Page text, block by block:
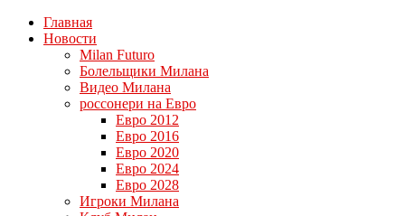
Главная
Новости
Milan Futuro
Болельщики Милана
Видео Милана
россонери на Евро
Евро 2012
Евро 2016
Евро 2020
Евро 2024
Евро 2028
Игроки Милана